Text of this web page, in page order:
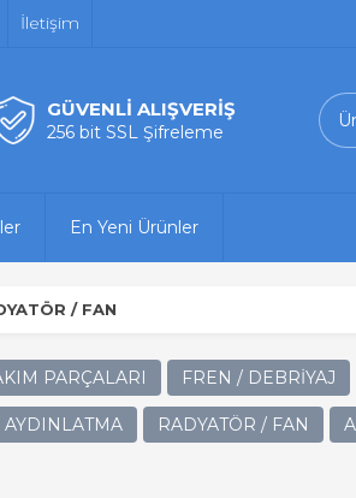
İletişim
GÜVENLİ ALIŞVERİŞ
256 bit SSL Şifreleme
En Yeni Ürünler
/ FAN
PARÇALARI FREN / DEBRİYAJ
AYDINLATMA RADYATÖR / FAN